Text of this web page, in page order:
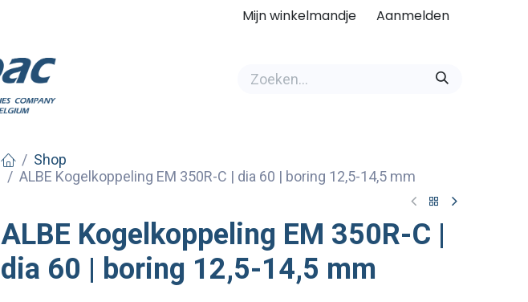
Mijn winkelmandje Aanmelden
Shop
ALBE Kogelkoppeling EM 350R-C | dia 60 | boring 12,5-14,5 mm
ALBE Kogelkoppeling EM 350R-C |
dia 60 | boring 12,5-14,5 mm